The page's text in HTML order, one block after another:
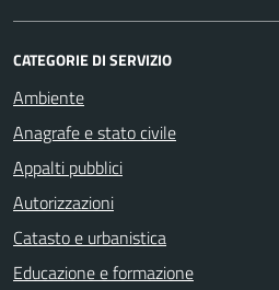
CATEGORIE DI SERVIZIO
Ambiente
Anagrafe e stato civile
Appalti pubblici
Autorizzazioni
Catasto e urbanistica
Educazione e formazione